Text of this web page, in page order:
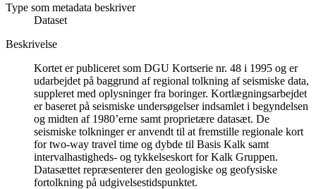
Type som metadata beskriver
Dataset
Beskrivelse
Kortet er publiceret som DGU Kortserie nr. 48 i 1995 og er
udarbejdet på baggrund af regional tolkning af seismiske data,
suppleret med oplysninger fra boringer. Kortlægningsarbejdet
er baseret på seismiske undersøgelser indsamlet i begyndelsen
og midten af 1980’erne samt proprietære datasæt. De
seismiske tolkninger er anvendt til at fremstille regionale kort
for two-way travel time og dybde til Basis Kalk samt
intervalhastigheds- og tykkelseskort for Kalk Gruppen.
Datasættet repræsenterer den geologiske og geofysiske
fortolkning på udgivelsestidspunktet.